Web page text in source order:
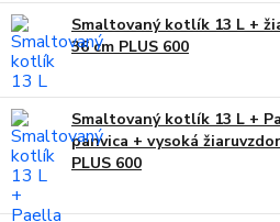
Smaltovaný kotlík 13 L +
36 cm PLUS 600
Smaltovaný kotlík 13 L +
panvica + vysoká
PLUS 600